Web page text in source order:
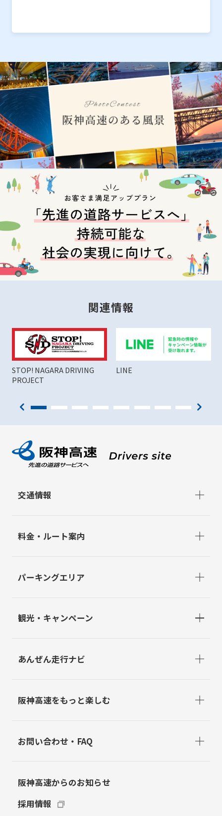
関連情報
STOP! NAGARA DRIVING
PROJECT
LINE
交通情報
料金・ルート案内
パーキングエリア
観光・キャンペーン
あんぜん走行ナビ
阪神高速をもっと楽しむ
お問い合わせ・FAQ
阪神高速からのお知らせ
採用情報